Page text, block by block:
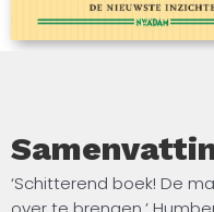
Velociraptor was niet
met illustrator Ruben
‘Schitterend boek! De